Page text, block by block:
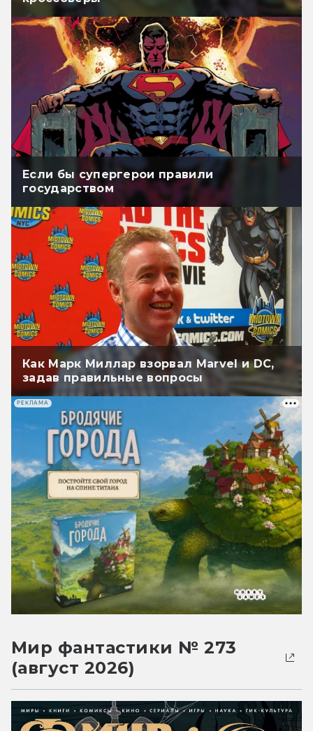
Если бы супергерои правили
государством
Как Марк Миллар взорвал Marvel и DC,
задав правильные вопросы
РЕКЛАМА
Мир фантастики № 273
(август 2026)